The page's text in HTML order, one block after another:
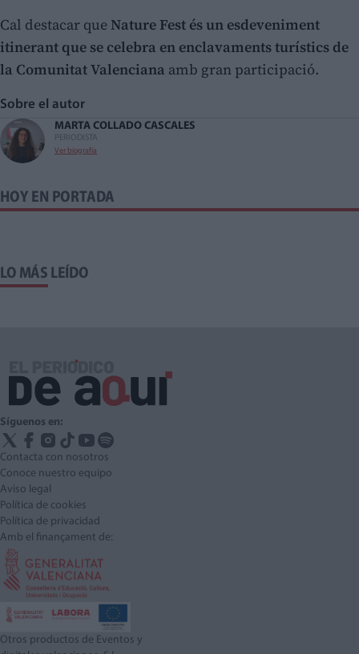
Cal destacar que Nature Fest és un esdeveniment
itinerant que se celebra en enclavaments turístics de
la Comunitat Valenciana amb gran participació.
Sobre el autor
MARTA COLLADO CASCALES
PERIODISTA
Ver biografía
HOY EN PORTADA
LO MÁS LEÍDO
Síguenos en:
Contacta con nosotros
Conoce nuestro equipo
Aviso legal
Política de cookies
Política de privacidad
Amb el finançament de:
Otros productos de Eventos y